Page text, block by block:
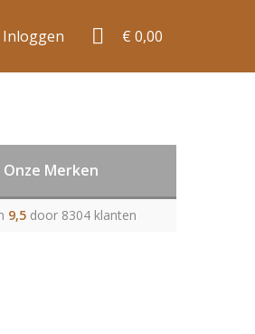
Inloggen € 0,00
Onze Merken
9,5 door 8304 klanten